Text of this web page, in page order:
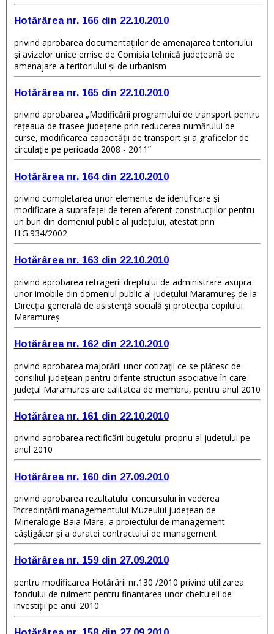
Hotărârea nr. 166 din 22.10.2010
privind aprobarea documentaţiilor de amenajarea teritoriului
şi avizelor unice emise de Comisia tehnică judeţeană de
amenajare a teritoriului şi de urbanism
Hotărârea nr. 165 din 22.10.2010
privind aprobarea „Modificării programului de transport pentru
reţeaua de trasee judeţene prin reducerea numărului de
curse, modificarea capacităţii de transport şi a graficelor de
circulaţie pe perioada 2008 - 2011”
Hotărârea nr. 164 din 22.10.2010
privind completarea unor elemente de identificare şi
modificare a suprafeţei de teren aferent construcţiilor pentru
un bun din domeniul public al judeţului, atestat prin
H.G.934/2002
Hotărârea nr. 163 din 22.10.2010
privind aprobarea retragerii dreptului de administrare asupra
unor imobile din domeniul public al judeţului Maramureş de la
Direcţia generală de asistenţă socială şi protecţia copilului
Maramureş
Hotărârea nr. 162 din 22.10.2010
privind aprobarea majorării unor cotizaţii ce se plătesc de
consiliul judeţean pentru diferite structuri asociative în care
judeţul Maramureş are calitatea de membru, pentru anul 2010
Hotărârea nr. 161 din 22.10.2010
privind aprobarea rectificării bugetului propriu al judeţului pe
anul 2010
Hotărârea nr. 160 din 27.09.2010
privind aprobarea rezultatului concursului în vederea
încredinţării managementului Muzeului judeţean de
Mineralogie Baia Mare, a proiectului de management
câştigător şi a duratei contractului de management
Hotărârea nr. 159 din 27.09.2010
pentru modificarea Hotărârii nr.130 /2010 privind utilizarea
fondului de rulment pentru finanţarea unor cheltuieli de
investiţii pe anul 2010